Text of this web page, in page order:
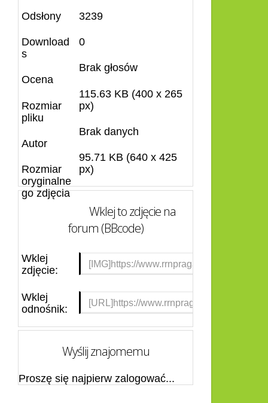
Odsłony 3239
Download
s
0
Ocena
Brak głosów
Rozmiar
pliku
115.63 KB (400 x 265
px)
Autor
Brak danych
Rozmiar
oryginalne
go zdjęcia
95.71 KB (640 x 425
px)
Wklej to zdjęcie na
forum (BBcode)
Wklej
zdjęcie:
Wklej
odnośnik:
Wyślij znajomemu
Proszę się najpierw zalogować...